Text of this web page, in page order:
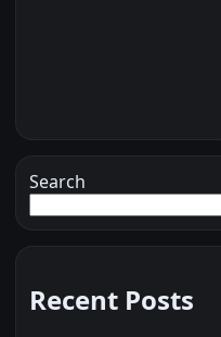
Search
Recent Posts